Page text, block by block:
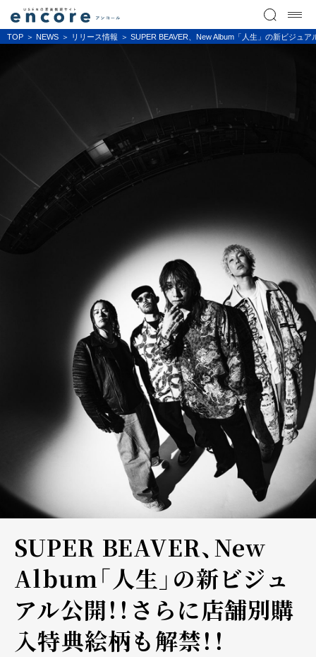
TOP NEWS リリース情報 SUPER BEAVER、New Album「人生」の新ビジュ
SUPER BEAVER、New
Album「人生」の新ビジュ
アル公開！！さらに店舗別購
入特典絵柄も解禁！！